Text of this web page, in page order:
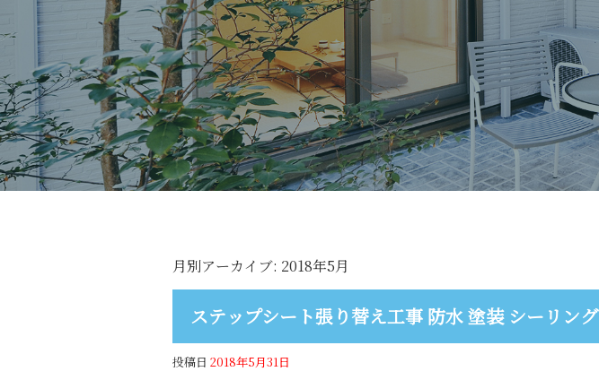
月別アーカイブ: 2018年5月
ステップシート張り替え工事 防水 塗装 シーリング
投稿日 2018年5月31日